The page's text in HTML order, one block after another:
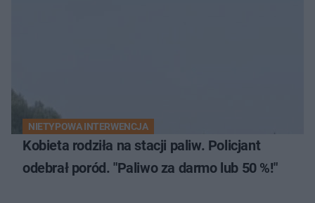
NIETYPOWA INTERWENCJA
Kobieta rodziła na stacji paliw. Policjant
odebrał poród. "Paliwo za darmo lub 50 %!"